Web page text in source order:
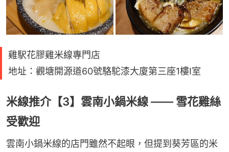
雞駅花膠雞米線專門店
地址：觀塘開源道60號駱駝漆大廈第三座1樓I室
米線推介【3】雲南小鍋米線 —— 雪花雞絲
受歡迎
雲南小鍋米線的店門雖然不起眼，但提到葵芳區的米